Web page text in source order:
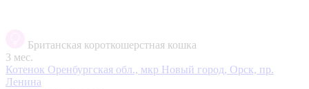
Британская короткошерстная кошка
3 мес.
Котенок Оренбургская обл., мкр Новый город, Орск, пр.
Ленина